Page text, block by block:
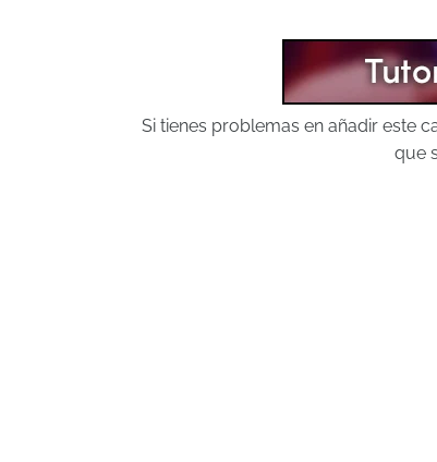
Si tienes problemas en añadir este
que